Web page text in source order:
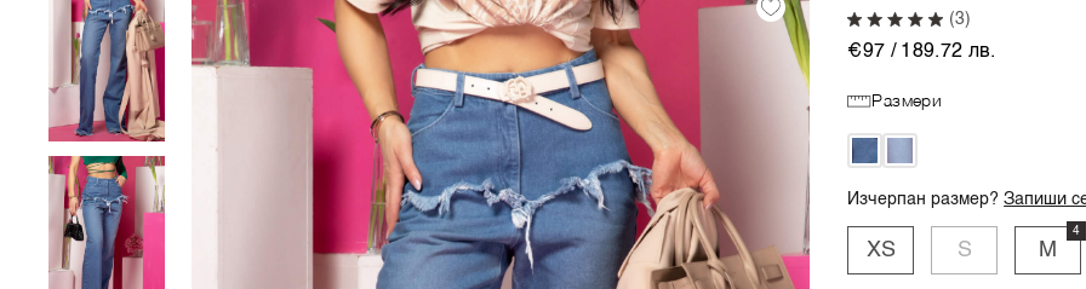
(3)
€97 / 189.72 лв.
Размери
Изчерпан размер?Запиши
XS S M
4